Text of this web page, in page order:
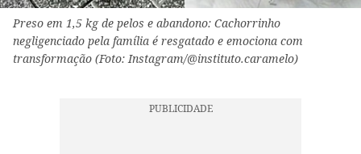
Preso em 1,5 kg de pelos e abandono: Cachorrinho
negligenciado pela família é resgatado e emociona com
transformação (Foto: Instagram/@instituto.caramelo)